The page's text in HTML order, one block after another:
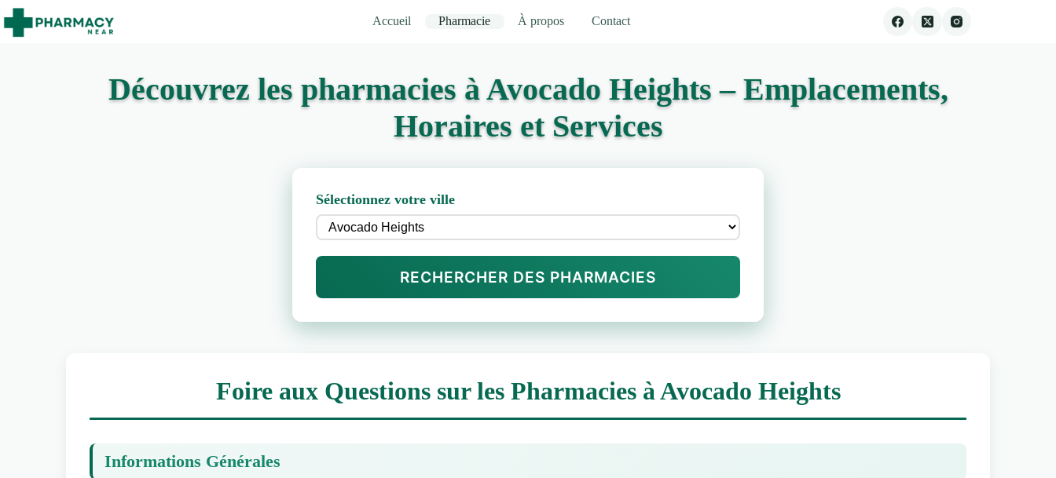
Accueil Pharmacie À propos Contact
Découvrez les pharmacies à Avocado Heights – Emplacements,
Horaires et Services
Sélectionnez votre ville
RECHERCHER DES PHARMACIES
Foire aux Questions sur les Pharmacies à Avocado Heights
Informations Générales